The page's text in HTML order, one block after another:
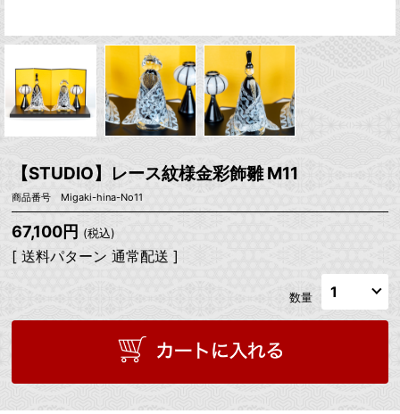
【STUDIO】レース紋様金彩飾雛 M11
商品番号 Migaki-hina-No11
67,100円 (税込)
[ 送料パターン 通常配送 ]
数量